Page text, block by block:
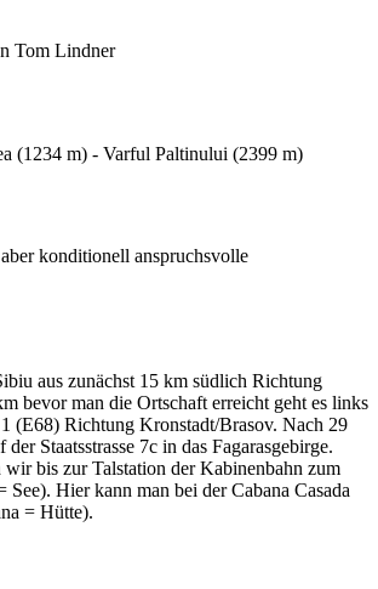
Tom Lindner
(1234 m) - Varful Paltinului (2399 m)
konditionell anspruchsvolle
aus zunächst 15 km südlich Richtung
bevor man die Ortschaft erreicht geht es links
1 (E68) Richtung Kronstadt/Brasov. Nach 29
der Staatsstrasse 7c in das Fagarasgebirge.
wir bis zur Talstation der Kabinenbahn zum
Hier kann man bei der Cabana Casada
= Hütte).